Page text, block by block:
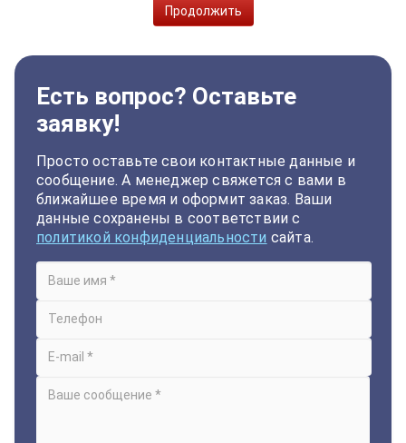
Продолжить
Есть вопрос? Оставьте
заявку!
Просто оставьте свои контактные данные и
сообщение. А менеджер свяжется с вами в
ближайшее время и оформит заказ. Ваши
данные сохранены в соответствии с
политикой конфиденциальности сайта.